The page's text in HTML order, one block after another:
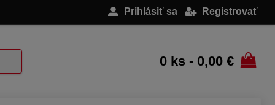
Prihlásiť sa Registrovať
0 ks - 0,00 €